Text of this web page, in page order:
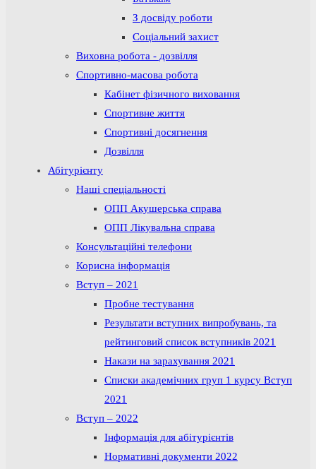
З досвіду роботи
Соціальний захист
Виховна робота - дозвілля
Спортивно-масова робота
Кабінет фізичного виховання
Спортивне життя
Спортивні досягнення
Дозвілля
Абітурієнту
Наші спеціальності
ОПП Акушерська справа
ОПП Лікувальна справа
Консультаційні телефони
Корисна інформація
Вступ – 2021
Пробне тестування
Результати вступних випробувань, та
рейтинговий список вступників 2021
Накази на зарахування 2021
Списки академічних груп 1 курсу Вступ
2021
Вступ – 2022
Інформація для абітурієнтів
Нормативні документи 2022